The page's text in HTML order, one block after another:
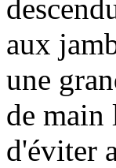
aux
une
de main
d'éviter